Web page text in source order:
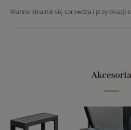
Wanna idealnie się sprawdza i przy okazji